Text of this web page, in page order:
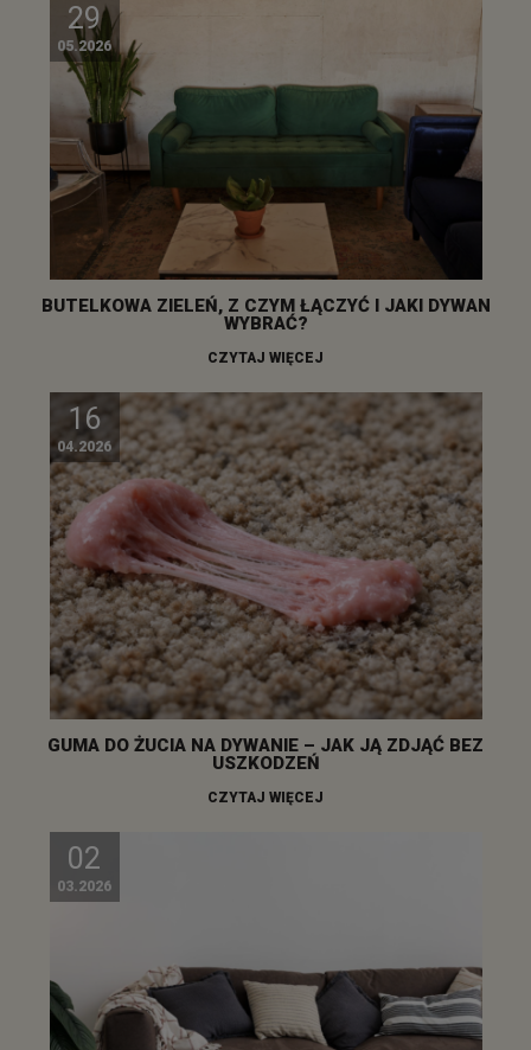
29
05.2026
BUTELKOWA ZIELEŃ, Z CZYM ŁĄCZYĆ I JAKI DYWAN
WYBRAĆ?
CZYTAJ WIĘCEJ
16
04.2026
GUMA DO ŻUCIA NA DYWANIE – JAK JĄ ZDJĄĆ BEZ
USZKODZEŃ
CZYTAJ WIĘCEJ
02
03.2026